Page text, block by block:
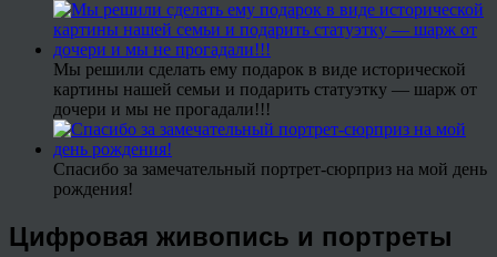
Мы решили сделать ему подарок в виде исторической
картины нашей семьи и подарить статуэтку — шарж от
дочери и мы не прогадали!!!
Спасибо за замечательный портрет-сюрприз на мой день
рождения!
Цифровая живопись и портреты